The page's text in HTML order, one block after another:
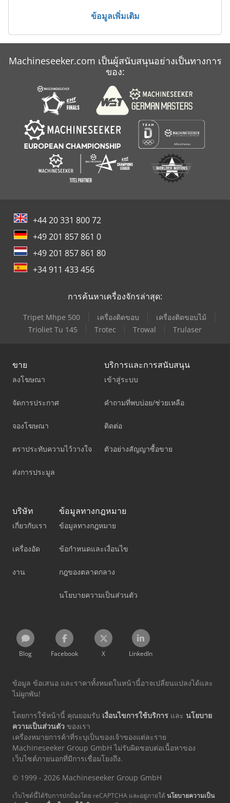
ข้อมูลเพิ่มเติม
Machineseeker.com เป็นผู้สนับสนุนอย่างเป็นทางการ
ของ:
+44 20 331 800 72
+49 201 857 861 0
+49 201 857 861 80
+34 911 433 456
การค้นหาเครื่องจักรล่าสุด:
Tripet Mhpe 500 เครื่องติดขอบ
เครื่องติดขอบไม้
Trioliet Tu 145
Trotec Trowal Trulaser
ขาย
ลงโฆษณา
จัดการประกาศ
จองโฆษณา
ตราประทับความไว้วางใจ
ส่งการประมูล
บริการและการสนับสนุน
เข้าสู่ระบบ
คำถามที่พบบ่อย/ช่วยเหลือ
ติดต่อ
ตัวอย่างสัญญาซื้อขาย
บริษัท
เกี่ยวกับเรา
เครื่องอัด
งาน
ข้อมูลทางกฎหมาย
ข้อมูลทางกฎหมาย
ข้อกำหนดและเงื่อนไข
กฎของตลาดกลาง
นโยบายความเป็นส่วนตัว
Blog Facebook X LinkedIn
ข้อมูล ข้อเสนอ และราคาทั้งหมดในหน้านี้อาจเปลี่ยนแปลงได้และ
ไม่ผูกพัน!
โดยการใช้หน้านี้ คุณยอมรับ เงื่อนไขการใช้บริการ และ นโยบาย
ความเป็นส่วนตัว ของเรา
เครื่องหมายการค้าที่ระบุเป็นของเจ้าของแต่ละราย
Machineseeker Group GmbH ไม่รับผิดชอบต่อเนื้อหาของ
เว็บไซต์ภายนอกที่มีการเชื่อมโยงถึง.
© 1999 - 2026 Machineseeker Group GmbH
เว็บไซต์นี้ได้รับการปกป้องโดย reCAPTCHA และอยู่ภายใต้นโยบายความเป็น